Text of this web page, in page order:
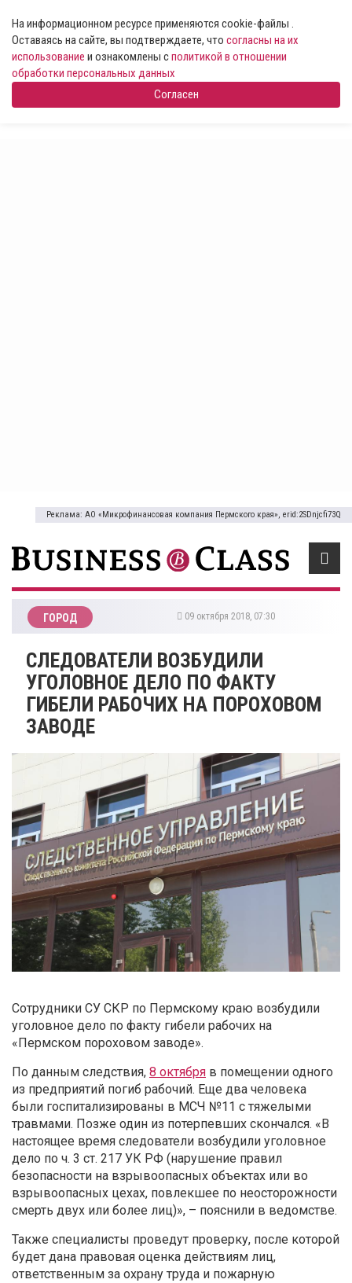
На информационном ресурсе применяются cookie-файлы .
Оставаясь на сайте, вы подтверждаете, что согласны на их
использование и ознакомлены сполитикой в отношении
обработки персональных данных
Согласен
Реклама: АО «Микрофинансовая компания Пермского края», erid:2SDnjcfi73Q
ГОРОД 09 октября 2018, 07:30
СЛЕДОВАТЕЛИ ВОЗБУДИЛИ
УГОЛОВНОЕ ДЕЛО ПО ФАКТУ
ГИБЕЛИ РАБОЧИХ НА ПОРОХОВОМ
ЗАВОДЕ
Сотрудники СУ СКР по Пермскому краю возбудили
уголовное дело по факту гибели рабочих на
«Пермском пороховом заводе».
По данным следствия, 8 октября в помещении одного
из предприятий погиб рабочий. Еще два человека
были госпитализированы в МСЧ №11 с тяжелыми
травмами. Позже один из потерпевших скончался. «В
настоящее время следователи возбудили уголовное
дело по ч. 3 ст. 217 УК РФ (нарушение правил
безопасности на взрывоопасных объектах или во
взрывоопасных цехах, повлекшее по неосторожности
смерть двух или более лиц)», – пояснили в ведомстве.
Также специалисты проведут проверку, после которой
будет дана правовая оценка действиям лиц,
ответственным за охрану труда и пожарную